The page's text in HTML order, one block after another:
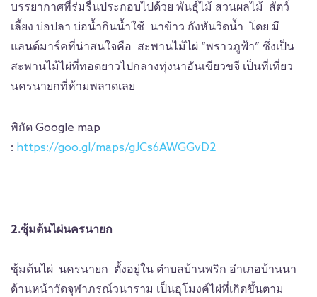
บรรยากาศที่ร่มรื่นประกอบไปด้วย พันธุ์ไม้ สวนผลไม้ สัตว์
เลี้ยง บ่อปลา บ่อน้ำกินน้ำใช้ นาข้าว กังหันวิดน้ำ โดย มี
แลนด์มาร์คที่น่าสนใจคือ สะพานไม้ไผ่ “พราวภูฟ้า” ซึ่งเป็น
สะพานไม้ไผ่ที่ทอดยาวไปกลางทุ่งนาอันเขียวขจี เป็นที่เที่ยว
นครนายกที่ห้ามพลาดเลย
พิกัด Google map
: https://goo.gl/maps/gJCs6AWGGvD2
2.ซุ้มต้นไผ่นครนายก
ซุ้มต้นไผ่ นครนายก ตั้งอยู่ใน ตำบลบ้านพริก อำเภอบ้านนา
ด้านหน้าวัดจุฬาภรณ์วนาราม เป็นอุโมงค์ไผ่ที่เกิดขึ้นตาม